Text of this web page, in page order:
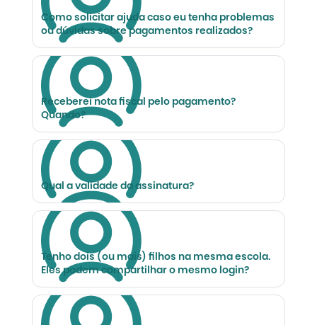
Como solicitar ajuda caso eu tenha problemas
ou dúvidas sobre pagamentos realizados?
Receberei nota fiscal pelo pagamento?
Quando?
Qual a validade da assinatura?
Tenho dois (ou mais) filhos na mesma escola.
Eles podem compartilhar o mesmo login?